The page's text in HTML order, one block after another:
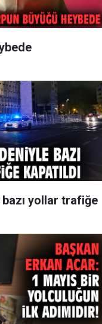
bazı yollar trafiğe